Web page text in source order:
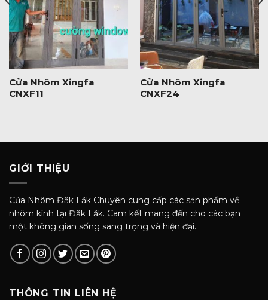
Cửa Nhôm Xingfa
CNXF11
Cửa Nhôm Xingfa
CNXF24
GIỚI THIỆU
Cửa Nhôm Đăk Lăk Chuyên cung cấp các sản phẩm về
nhôm kính tại Đăk Lăk. Cam kết mang đến cho các bạn
một không gian sống sang trọng và hiện đại.
THÔNG TIN LIÊN HỆ